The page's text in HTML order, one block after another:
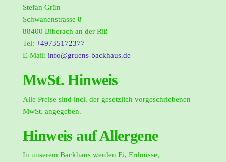
Stefan Grün
Schwanenstrasse 8
88400 Biberach an der Riß
Tel: +49735172377
E-Mail: info@gruens-backhaus.de
MwSt. Hinweis
Alle Preise sind incl. der gesetzlich vorgeschriebenen
MwSt. angegeben.
Hinweis auf Allergene
In unserem Backhaus werden Ei, Erdnüsse,